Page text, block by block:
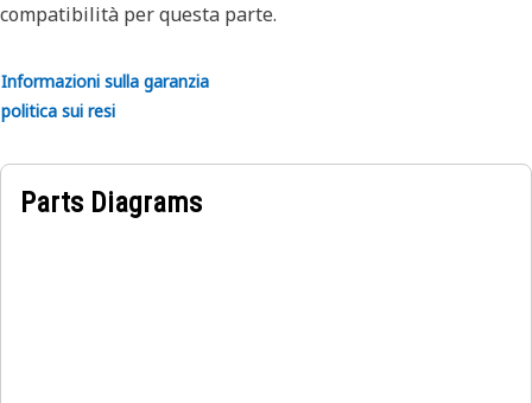
compatibilità per questa parte.
Informazioni sulla garanzia
politica sui resi
Parts Diagrams